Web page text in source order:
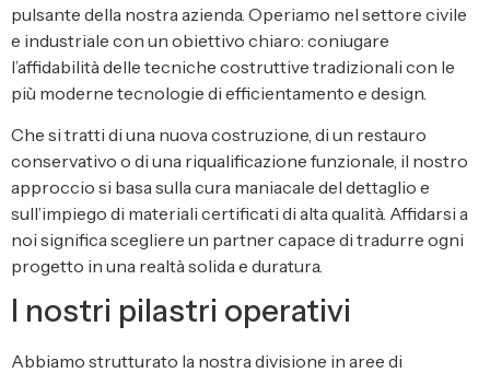
pulsante della nostra azienda. Operiamo nel settore civile
e industriale con un obiettivo chiaro: coniugare
l’affidabilità delle tecniche costruttive tradizionali con le
più moderne tecnologie di efficientamento e design.
Che si tratti di una nuova costruzione, di un restauro
conservativo o di una riqualificazione funzionale, il nostro
approccio si basa sulla cura maniacale del dettaglio e
sull’impiego di materiali certificati di alta qualità. Affidarsi a
noi significa scegliere un partner capace di tradurre ogni
progetto in una realtà solida e duratura.
I nostri pilastri operativi
Abbiamo strutturato la nostra divisione in aree di